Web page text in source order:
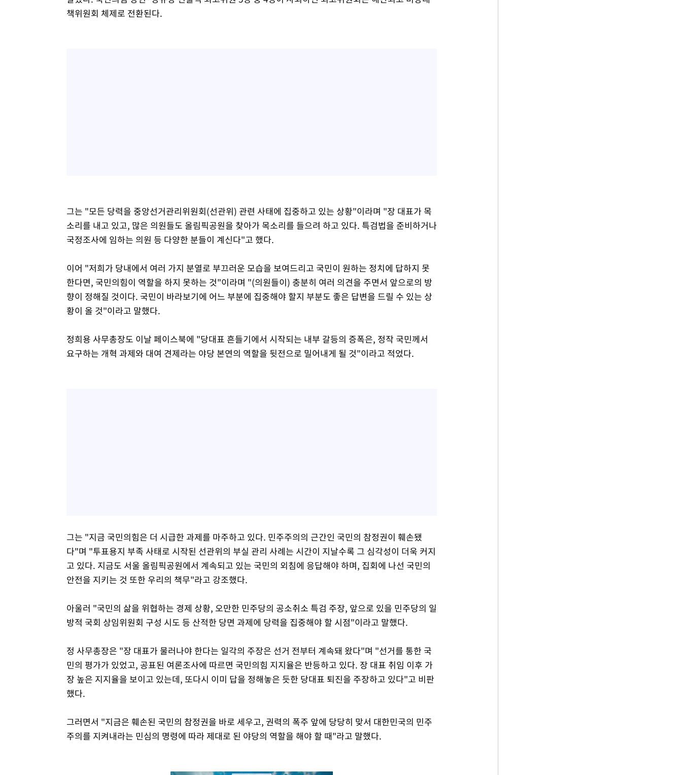
책위원회 체제로 전환된다.
그는 "모든 당력을 중앙선거관리위원회(선관위) 관련 사태에 집중하고 있는 상황"이라며 "장 대표가 목
소리를 내고 있고, 많은 의원들도 올림픽공원을 찾아가 목소리를 들으려 하고 있다. 특검법을 준비하거나
국정조사에 임하는 의원 등 다양한 분들이 계신다"고 했다.
이어 "저희가 당내에서 여러 가지 분열로 부끄러운 모습을 보여드리고 국민이 원하는 정치에 답하지 못
한다면, 국민의힘이 역할을 하지 못하는 것"이라며 "(의원들이) 충분히 여러 의견을 주면서 앞으로의 방
향이 정해질 것이다. 국민이 바라보기에 어느 부분에 집중해야 할지 부분도 좋은 답변을 드릴 수 있는 상
황이 올 것"이라고 말했다.
정희용 사무총장도 이날 페이스북에 "당대표 흔들기에서 시작되는 내부 갈등의 증폭은, 정작 국민께서
요구하는 개혁 과제와 대여 견제라는 야당 본연의 역할을 뒷전으로 밀어내게 될 것"이라고 적었다.
그는 "지금 국민의힘은 더 시급한 과제를 마주하고 있다. 민주주의의 근간인 국민의 참정권이 훼손됐
다"며 "투표용지 부족 사태로 시작된 선관위의 부실 관리 사례는 시간이 지날수록 그 심각성이 더욱 커지
고 있다. 지금도 서울 올림픽공원에서 계속되고 있는 국민의 외침에 응답해야 하며, 집회에 나선 국민의
안전을 지키는 것 또한 우리의 책무"라고 강조했다.
아울러 "국민의 삶을 위협하는 경제 상황, 오만한 민주당의 공소취소 특검 주장, 앞으로 있을 민주당의 일
방적 국회 상임위원회 구성 시도 등 산적한 당면 과제에 당력을 집중해야 할 시점"이라고 말했다.
정 사무총장은 "장 대표가 물러나야 한다는 일각의 주장은 선거 전부터 계속돼 왔다"며 "선거를 통한 국
민의 평가가 있었고, 공표된 여론조사에 따르면 국민의힘 지지율은 반등하고 있다. 장 대표 취임 이후 가
장 높은 지지율을 보이고 있는데, 또다시 이미 답을 정해놓은 듯한 당대표 퇴진을 주장하고 있다"고 비판
했다.
그러면서 "지금은 훼손된 국민의 참정권을 바로 세우고, 권력의 폭주 앞에 당당히 맞서 대한민국의 민주
주의를 지켜내라는 민심의 명령에 따라 제대로 된 야당의 역할을 해야 할 때"라고 말했다.